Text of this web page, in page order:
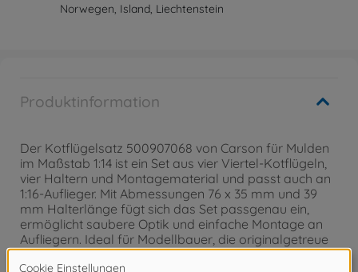
Norwegen, Island, Liechtenstein
Produktinformation
Der Kotflügelsatz 500907068 von Carson für Mulden
im Maßstab 1:14 ist ein Set aus vier Viertel-Kotflügeln,
vier Haltern und Montagematerial und passt auch an
1:16-Auflieger. Mit Abmessungen 76 x 35 mm und 39
mm Halterlänge fügt sich das Set passgenau ein,
ermöglicht saubere Optik und einfache Montage an
Aufliegern. Ideal für Modellbauer, die originalgetreue
Details suchen.